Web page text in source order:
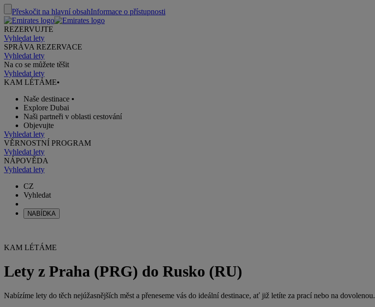
Přeskočit na hlavní obsahInformace o přístupnosti
REZERVUJTE
Vyhledat lety
SPRÁVA REZERVACE
Vyhledat lety
Na co se můžete těšit
Vyhledat lety
KAM LÉTÁME•
Naše destinace •
Explore Dubai
Naši partneři v oblasti cestování
Objevujte
Vyhledat lety
VĚRNOSTNÍ PROGRAM
Vyhledat lety
NÁPOVĚDA
Vyhledat lety
CZ
Vyhledat
NABÍDKA
KAM LÉTÁME
Lety z Praha (PRG) do Rusko (RU)
Nabízíme lety do těch nejúžasnějších měst a přeneseme vás do ideální destinace, ať již letíte za prací nebo na dovolenou.